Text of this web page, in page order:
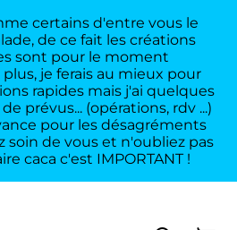
certains d'entre vous le
de ce fait les créations
sont pour le moment
je ferais au mieux pour
rapides mais j'ai quelques
prévus... (opérations, rdv ...)
pour les désagréments
soin de vous et n'oubliez pas
caca c'est IMPORTANT !